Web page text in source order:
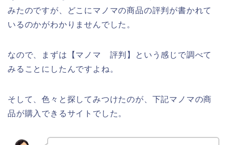
みたのですが、どこにマノマの商品の評判が書かれて
いるのかがわかりませんでした。
なので、まずは【マノマ 評判】という感じで調べて
みることにしたんですよね。
そして、色々と探してみつけたのが、下記マノマの商
品が購入できるサイトでした。